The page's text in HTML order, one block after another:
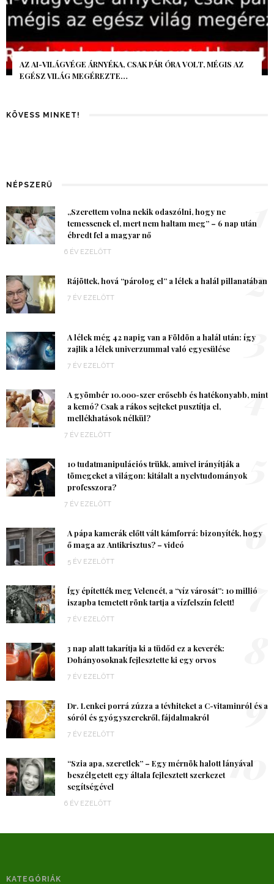
AZ AI-VILÁGVÉGE ÁRNYÉKA, CSAK PÁR ÓRA VOLT, MÉGIS AZ
EGÉSZ VILÁG MEGÉREZTE…
KÖVESS MINKET!
NÉPSZERŰ
„Szerettem volna nekik odaszólni, hogy ne
temessenek el, mert nem haltam meg” – 6 nap után
ébredt fel a magyar nő
6 ÉV EZELŐTT
1
Rájöttek, hová “párolog el” a lélek a halál pillanatában
7 ÉV EZELŐTT 2
A lélek még 42 napig van a Földön a halál után: így
zajlik a lélek univerzummal való egyesülése
7 ÉV EZELŐTT
3
A gyömbér 10.000-szer erősebb és hatékonyabb, mint
a kemó? Csak a rákos sejteket pusztítja el,
mellékhatások nélkül?
7 ÉV EZELŐTT
4
10 tudatmanipulációs trükk, amivel irányítják a
tömegeket a világon: kitálalt a nyelvtudományok
professzora?
7 ÉV EZELŐTT
A pápa kamerák előtt vált kámforrá: bizonyíték, hogy
ő maga az Antikrisztus? – videó
5 ÉV EZELŐTT
6
Így építették meg Velencét, a “víz városát”: 10 millió
iszapba temetett rönk tartja a vízfelszín felett!
7 ÉV EZELŐTT
7
3 nap alatt takarítja ki a tüdőd ez a keverék:
Dohányosoknak fejlesztette ki egy orvos
7 ÉV EZELŐTT
Dr. Lenkei porrá zúzza a tévhiteket a C-vitaminról és a
sóról és gyógyszerekről, fájdalmakról
7 ÉV EZELŐTT
9
“Szia apa, szeretlek” – Egy mérnök halott lányával
beszélgetett egy általa fejlesztett szerkezet
segítségével
6 ÉV EZELŐTT
10
KATEGÓRIÁK